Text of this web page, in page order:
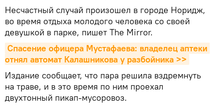
Несчастный случай произошел в городе Норидж,
во время отдыха молодого человека со своей
девушкой в парке, пишет The Mirror.
Спасение офицера Мустафаева: владелец аптеки
отнял автомат Калашникова у разбойника >>
Издание сообщает, что пара решила вздремнуть
на траве, и в это время по ним проехал
двухтонный пикап-мусоровоз.